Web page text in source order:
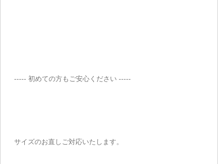
----- 初めての方もご安心ください -----
サイズのお直しご対応いたします。